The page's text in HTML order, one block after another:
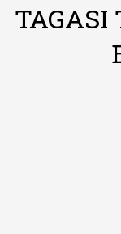
TAGASI